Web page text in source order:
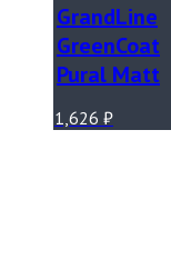
GrandLine
GreenCoat
Pural Matt
1,626 ₽